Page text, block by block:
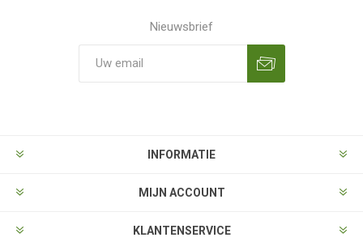
Nieuwsbrief
INFORMATIE
MIJN ACCOUNT
KLANTENSERVICE